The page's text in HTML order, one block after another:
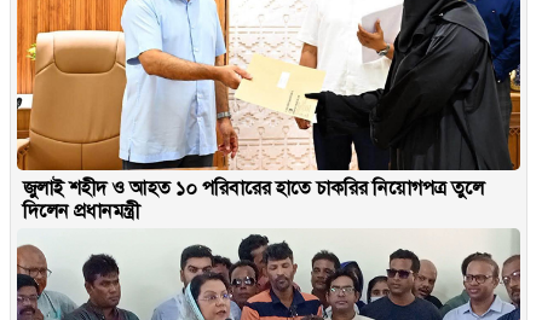
জুলাই শহীদ ও আহত ১০ পরিবারের হাতে চাকরির নিয়োগপত্র তুলে
দিলেন প্রধানমন্ত্রী